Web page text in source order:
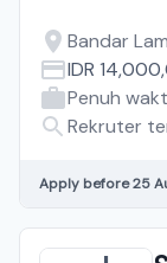
Bandar
IDR
Penuh
Rekruter
Apply before 25